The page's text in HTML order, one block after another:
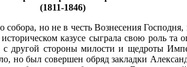
(1811-1846)
собора, но не в честь Вознесения
казусе сыграла свою роль та
другой стороны милости и щедроты
был совершен обряд закладки